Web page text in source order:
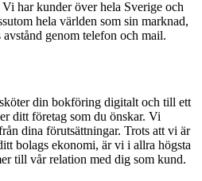
har kunder över hela Sverige och
hela världen som sin marknad,
genom telefon och mail.
din bokföring digitalt och till ett
ditt företag som du önskar. Vi
dina förutsättningar. Trots att vi är
bolags ekonomi, är vi i allra högsta
till vår relation med dig som kund.